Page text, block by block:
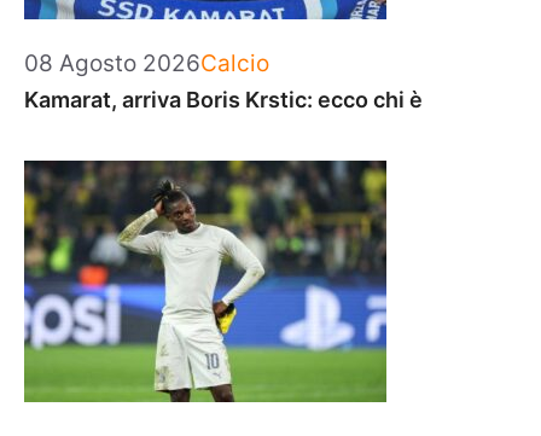
08 Agosto 2026Categorie
Calcio
Kamarat, arriva Boris Krstic: ecco chi è